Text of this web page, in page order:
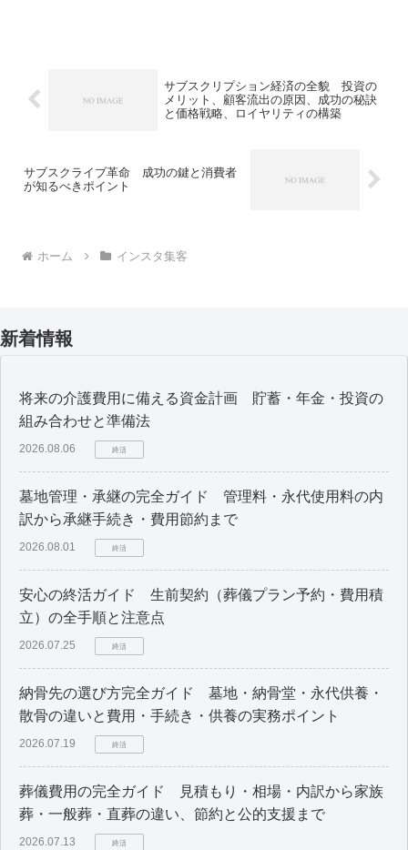
サブスクリプション経済の全貌 投資の
メリット、顧客流出の原因、成功の秘訣
と価格戦略、ロイヤリティの構築
サブスクライブ革命 成功の鍵と消費者
が知るべきポイント
ホーム インスタ集客
新着情報
将来の介護費用に備える資金計画 貯蓄・年金・投資の
組み合わせと準備法
2026.08.06 終活
墓地管理・承継の完全ガイド 管理料・永代使用料の内
訳から承継手続き・費用節約まで
2026.08.01 終活
安心の終活ガイド 生前契約（葬儀プラン予約・費用積
立）の全手順と注意点
2026.07.25 終活
納骨先の選び方完全ガイド 墓地・納骨堂・永代供養・
散骨の違いと費用・手続き・供養の実務ポイント
2026.07.19 終活
葬儀費用の完全ガイド 見積もり・相場・内訳から家族
葬・一般葬・直葬の違い、節約と公的支援まで
2026.07.13 終活